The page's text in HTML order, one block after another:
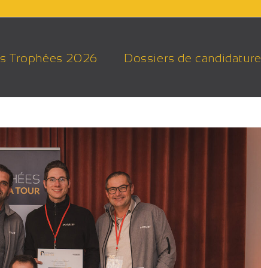
Trophées 2026 Dossiers de candidature